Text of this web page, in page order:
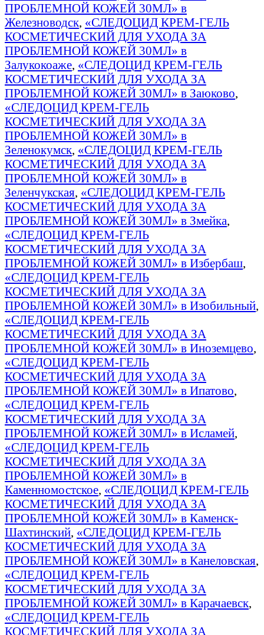
ПРОБЛЕМНОЙ КОЖЕЙ 30МЛ» в
Железноводск, «СЛЕДОЦИД КРЕМ-ГЕЛЬ
КОСМЕТИЧЕСКИЙ ДЛЯ УХОДА ЗА
ПРОБЛЕМНОЙ КОЖЕЙ 30МЛ» в
Залукокоаже, «СЛЕДОЦИД КРЕМ-ГЕЛЬ
КОСМЕТИЧЕСКИЙ ДЛЯ УХОДА ЗА
ПРОБЛЕМНОЙ КОЖЕЙ 30МЛ» в Заюково,
«СЛЕДОЦИД КРЕМ-ГЕЛЬ
КОСМЕТИЧЕСКИЙ ДЛЯ УХОДА ЗА
ПРОБЛЕМНОЙ КОЖЕЙ 30МЛ» в
Зеленокумск, «СЛЕДОЦИД КРЕМ-ГЕЛЬ
КОСМЕТИЧЕСКИЙ ДЛЯ УХОДА ЗА
ПРОБЛЕМНОЙ КОЖЕЙ 30МЛ» в
Зеленчукская, «СЛЕДОЦИД КРЕМ-ГЕЛЬ
КОСМЕТИЧЕСКИЙ ДЛЯ УХОДА ЗА
ПРОБЛЕМНОЙ КОЖЕЙ 30МЛ» в Змейка,
«СЛЕДОЦИД КРЕМ-ГЕЛЬ
КОСМЕТИЧЕСКИЙ ДЛЯ УХОДА ЗА
ПРОБЛЕМНОЙ КОЖЕЙ 30МЛ» в Избербаш,
«СЛЕДОЦИД КРЕМ-ГЕЛЬ
КОСМЕТИЧЕСКИЙ ДЛЯ УХОДА ЗА
ПРОБЛЕМНОЙ КОЖЕЙ 30МЛ» в Изобильный,
«СЛЕДОЦИД КРЕМ-ГЕЛЬ
КОСМЕТИЧЕСКИЙ ДЛЯ УХОДА ЗА
ПРОБЛЕМНОЙ КОЖЕЙ 30МЛ» в Иноземцево,
«СЛЕДОЦИД КРЕМ-ГЕЛЬ
КОСМЕТИЧЕСКИЙ ДЛЯ УХОДА ЗА
ПРОБЛЕМНОЙ КОЖЕЙ 30МЛ» в Ипатово,
«СЛЕДОЦИД КРЕМ-ГЕЛЬ
КОСМЕТИЧЕСКИЙ ДЛЯ УХОДА ЗА
ПРОБЛЕМНОЙ КОЖЕЙ 30МЛ» в Исламей,
«СЛЕДОЦИД КРЕМ-ГЕЛЬ
КОСМЕТИЧЕСКИЙ ДЛЯ УХОДА ЗА
ПРОБЛЕМНОЙ КОЖЕЙ 30МЛ» в
Каменномостское, «СЛЕДОЦИД КРЕМ-ГЕЛЬ
КОСМЕТИЧЕСКИЙ ДЛЯ УХОДА ЗА
ПРОБЛЕМНОЙ КОЖЕЙ 30МЛ» в Каменск-
Шахтинский, «СЛЕДОЦИД КРЕМ-ГЕЛЬ
КОСМЕТИЧЕСКИЙ ДЛЯ УХОДА ЗА
ПРОБЛЕМНОЙ КОЖЕЙ 30МЛ» в Канеловская,
«СЛЕДОЦИД КРЕМ-ГЕЛЬ
КОСМЕТИЧЕСКИЙ ДЛЯ УХОДА ЗА
ПРОБЛЕМНОЙ КОЖЕЙ 30МЛ» в Карачаевск,
«СЛЕДОЦИД КРЕМ-ГЕЛЬ
КОСМЕТИЧЕСКИЙ ДЛЯ УХОДА ЗА